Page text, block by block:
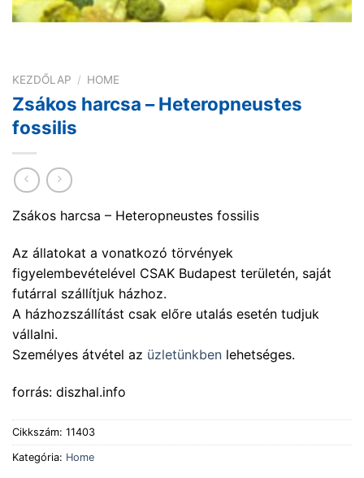
KEZDŐLAP / HOME
Zsákos harcsa – Heteropneustes
fossilis
Zsákos harcsa – Heteropneustes fossilis
Az állatokat a vonatkozó törvények
figyelembevételével CSAK Budapest területén, saját
futárral szállítjuk házhoz.
A házhozszállítást csak előre utalás esetén tudjuk
vállalni.
Személyes átvétel az üzletünkben lehetséges.
forrás: diszhal.info
Cikkszám: 11403
Kategória: Home